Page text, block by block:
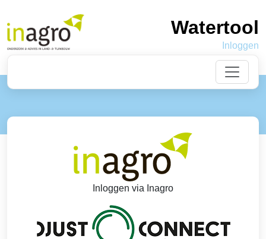
Watertool
Inloggen
van de data
Inloggen via Inagro